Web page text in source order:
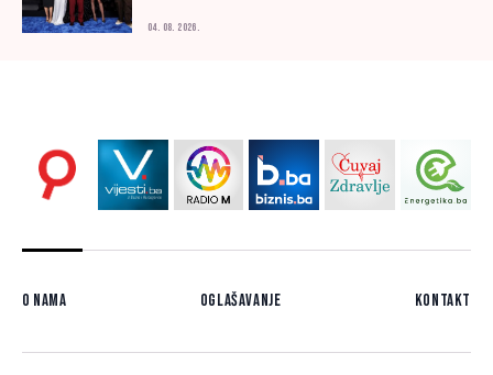
04. 08. 2026.
O nama Oglašavanje Kontakt